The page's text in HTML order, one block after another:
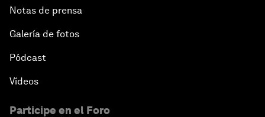
Notas de prensa
Galería de fotos
Pódcast
Vídeos
Participe en el Foro